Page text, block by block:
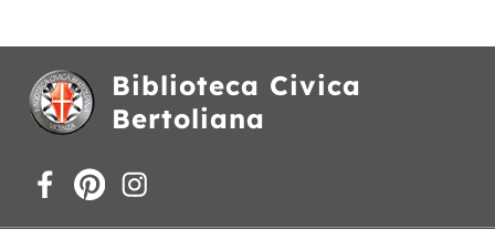
Biblioteca Civica
Bertoliana